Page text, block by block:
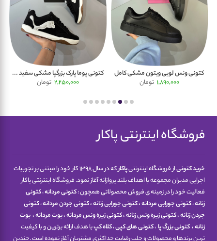
کتونی ونس لویی ویتون مشکی کامل
1,890,000 تومان
کتونی پوما پارک بزرگپا مشکی سفید ...
2,250,000 تومان
فروشگاه اینترنتی پاکار
خرید کتونیاز فروشگاه اینترنتیپاکار
که در سال 1398 کار خود را مبتنی بر تجربیات
اجرایی مدیران مجموعه با اهداف بلند پروازانه آغاز نمود. فروشگاه اینترنتی پاکار
فعالیت خود را در زمینه ی فروش محصولاتی همچون :کتونی مردانه،کتونی
زنانه،کتونی جورابی مردانه،کتونی جورابی زنانه،کتونی جردن مردانه،کتونی
جردن زنانه،کتونی زیره ونس زنانه،کتونی زیره ونس مردانه،بوت مردانه،بوت
زنانه، کتونیبزرگ پا ،کتونی های کپی،کلاه کپبا هدف ارائه برترین و با کیفیت
ترین برندها و محصولات و جلب رضایت حداکثری مشتریان آغاز نموده است .چندین